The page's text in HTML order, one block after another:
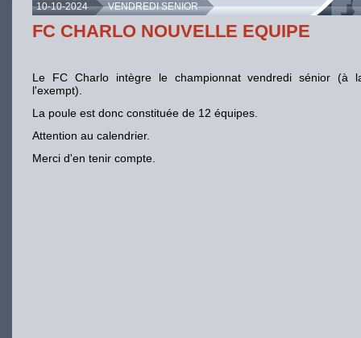
10-10-2024 VENDREDI SENIOR
FC CHARLO NOUVELLE EQUIPE
Le FC Charlo intègre le championnat vendredi sénior (à
l'exempt).
La poule est donc constituée de 12 équipes.
Attention au calendrier.
Merci d'en tenir compte.